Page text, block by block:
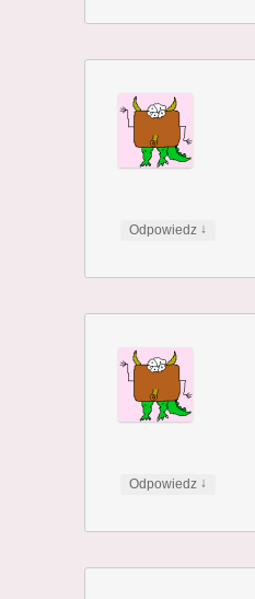
Odpowiedz ↓
Odpowiedz ↓